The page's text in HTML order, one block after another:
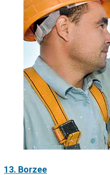
13. Borzee